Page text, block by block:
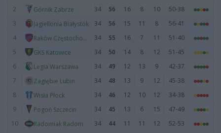
2
Górnik Zabrze 34 56 16 8 10
50-38
3
Jagiellonia Białystok 34 56 15 11 8
56-41
4
Raków Częstochowa 34 55 16 7 11
51-40
5
GKS Katowice 34 50 14 8 12
51-45
6
Legia Warszawa 34 49 12 13 9
42-37
7
Zagłębie Lubin 34 48 13 9 12
45-38
8
Wisła Płock 34 46 12 10 12
34-38
9
Pogoń Szczecin 34 45 13 6 15
47-49
10
Radomiak Radom 34 44 11 11 12
52-53